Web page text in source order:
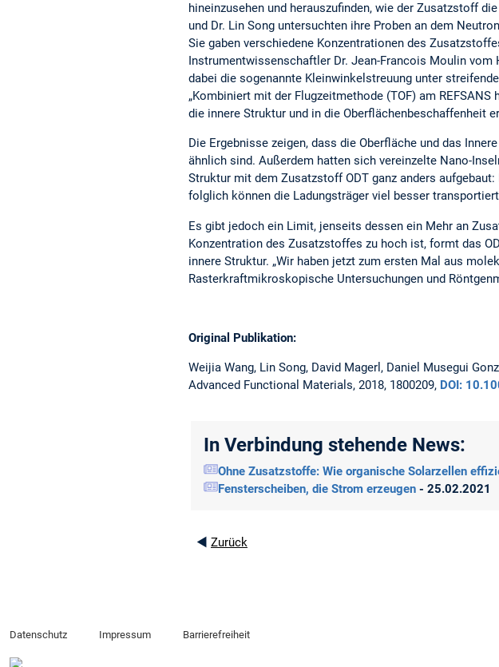
hineinzusehen und herauszufinden, wie der Zusatzstoff
und Dr. Lin Song untersuchten ihre Proben an dem
Sie gaben verschiedene Konzentrationen des
Instrumentwissenschaftler Dr. Jean-Francois Moulin
dabei die sogenannte Kleinwinkelstreuung unter
„Kombiniert mit der Flugzeitmethode (TOF) am
die innere Struktur und in die Oberflächenbeschaffenheit
Die Ergebnisse zeigen, dass die Oberfläche und das
ähnlich sind. Außerdem hatten sich vereinzelte Nano-
Struktur mit dem Zusatzstoff ODT ganz anders
folglich können die Ladungsträger viel besser
Es gibt jedoch ein Limit, jenseits dessen ein Mehr an
Konzentration des Zusatzstoffes zu hoch ist, formt das
innere Struktur. „Wir haben jetzt zum ersten Mal aus
Rasterkraftmikroskopische Untersuchungen und
Original Publikation:
Weijia Wang, Lin Song, David Magerl, Daniel Musegui
Advanced Functional Materials, 2018, 1800209, DOI:
In Verbindung stehende News:
Ohne Zusatzstoffe: Wie organische Solarzellen
Fensterscheiben, die Strom erzeugen - 25.02.2021
◄ Zurück
Datenschutz Impressum Barrierefreiheit